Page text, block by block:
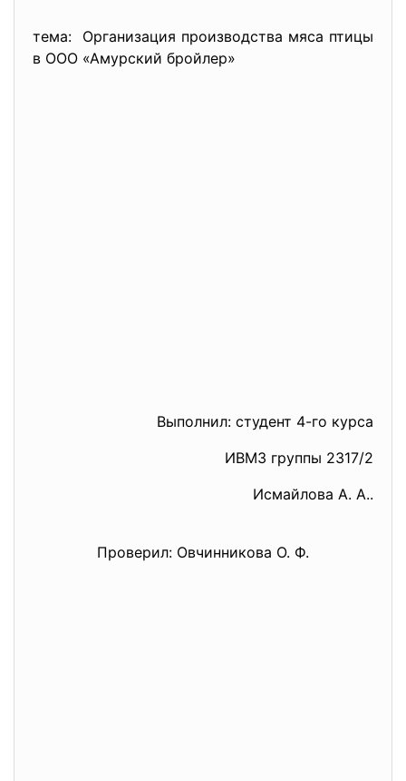
тема: Организация производства мяса птицы
в ООО «Амурский бройлер»
Выполнил: студент 4-го курса
ИВМЗ группы 2317/2
Исмайлова А. А..
Проверил: Овчинникова О. Ф.